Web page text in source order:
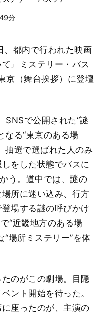
分
都内で行われた映画
』ミステリー・バス
京（舞台挨拶）に登壇
で公開された“謎
なる“東京のある場
抽選で選ばれた人のみ
をした状態でバスに
う。道中では、謎の
所に迷い込み、行方
場する謎の呼びかけ
“近畿地方のある場
“場所ミステリー”を体
のがこの劇場。目隠
ント開始を待った。
座ったのが、主演の